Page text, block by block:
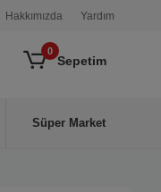
Hakkımızda Yardım
0
Sepetim
Süper Market